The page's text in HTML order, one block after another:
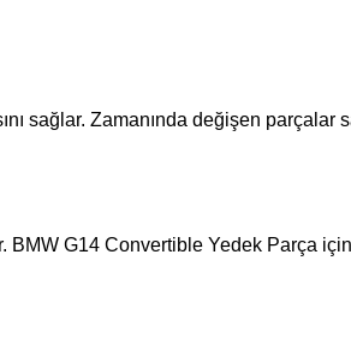
sağlar. Zamanında değişen
BMW G14 Convertible Yedek Parça